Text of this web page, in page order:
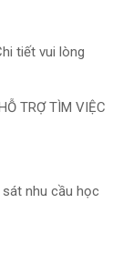
tiết vui lòng
TRỢ TÌM VIỆC
nhu cầu học